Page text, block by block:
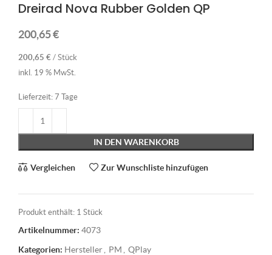
Dreirad Nova Rubber Golden QP
200,65€
200,65 € / Stück
inkl. 19 % MwSt.
Lieferzeit: 7 Tage
IN DEN WARENKORB
Vergleichen Zur Wunschliste hinzufügen
Produkt enthält: 1 Stück
Artikelnummer: 4073
Kategorien: Hersteller PM
QPlay